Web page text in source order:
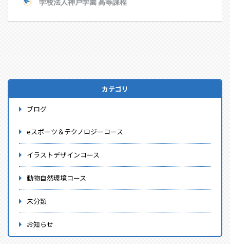
カテゴリ
ブログ
eスポーツ＆テクノロジーコース
イラストデザインコース
動物自然環境コース
未分類
お知らせ